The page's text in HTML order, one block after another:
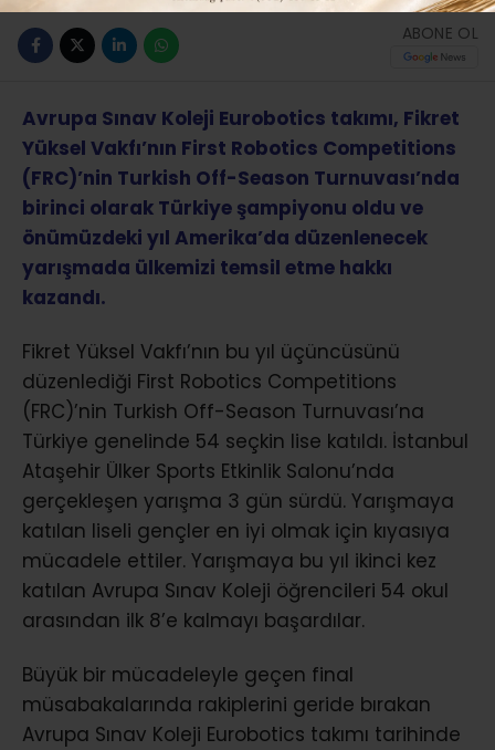
ABONE OL
Avrupa Sınav Koleji Eurobotics takımı, Fikret
Yüksel Vakfı’nın First Robotics Competitions
(FRC)’nin Turkish Off-Season Turnuvası’nda
birinci olarak Türkiye şampiyonu oldu ve
önümüzdeki yıl Amerika’da düzenlenecek
yarışmada ülkemizi temsil etme hakkı
kazandı.
Fikret Yüksel Vakfı’nın bu yıl üçüncüsünü
düzenlediği First Robotics Competitions
(FRC)’nin Turkish Off-Season Turnuvası’na
Türkiye genelinde 54 seçkin lise katıldı. İstanbul
Ataşehir Ülker Sports Etkinlik Salonu’nda
gerçekleşen yarışma 3 gün sürdü. Yarışmaya
katılan liseli gençler en iyi olmak için kıyasıya
mücadele ettiler. Yarışmaya bu yıl ikinci kez
katılan Avrupa Sınav Koleji öğrencileri 54 okul
arasından ilk 8’e kalmayı başardılar.
Büyük bir mücadeleyle geçen final
müsabakalarında rakiplerini geride bırakan
Avrupa Sınav Koleji Eurobotics takımı tarihinde